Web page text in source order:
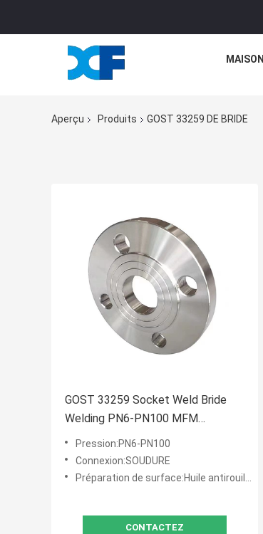
MAISON
Aperçu Produits GOST 33259 DE BRIDE
GOST 33259 Socket Weld Bride
Welding PN6-PN100 MFM
Construction navale
Pression:PN6-PN100
Connexion:SOUDURE
Préparation de surface:Huile antirouille, peinture noire, peinture jaune, Chaud-plongée galvanisé
CONTACTEZ